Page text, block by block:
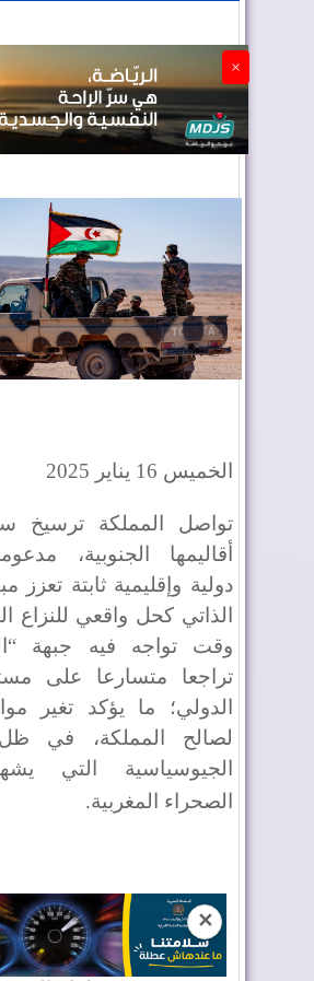
×
الخميس 16 يناير 2025
تواصل المملكة ترسيخ
أقاليمها الجنوبية،
دولية وإقليمية ثابتة تعزز
الذاتي كحل واقعي للنزاع
وقت تواجه فيه جبهة
تراجعا متسارعا على
الدولي؛ ما يؤكد تغير
لصالح المملكة، في ظل
الجيوسياسية التي
الصحراء المغربية.
✕